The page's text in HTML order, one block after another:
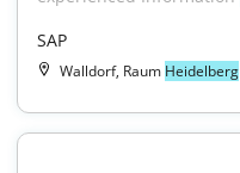
SAP
Walldorf, Raum Heidelberg